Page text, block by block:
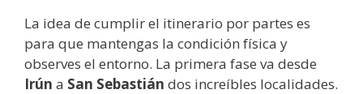
La idea de cumplir el itinerario por partes es
para que mantengas la condición física y
observes el entorno. La primera fase va desde
Irún a San Sebastián dos increíbles localidades.